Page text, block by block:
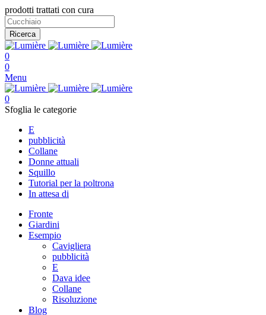
prodotti trattati con cura
Ricerca
0
0
Menu
0
Sfoglia le categorie
E
pubblicità
Collane
Donne attuali
Squillo
Tutorial per la poltrona
In attesa di
Fronte
Giardini
Esempio
Cavigliera
pubblicità
E
Dava idee
Collane
Risoluzione
Blog